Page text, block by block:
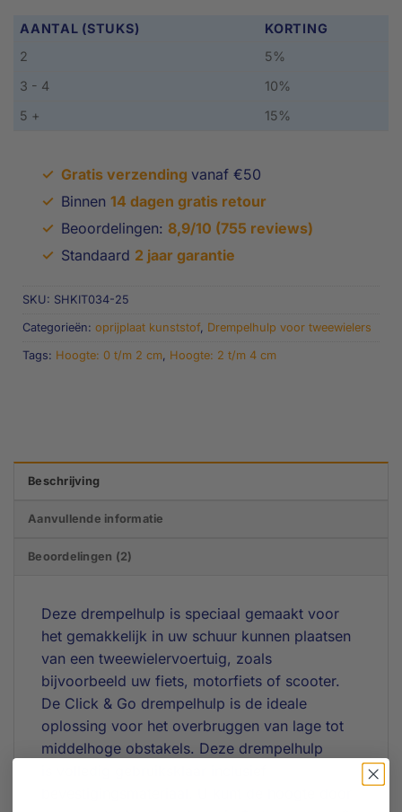
AANTAL (STUKS)
KORTING
2
5%
3 - 4
10%
5 +
15%
✓ Gratis verzending vanaf €50
✓ Binnen 14 dagen gratis retour
✓ Beoordelingen: 8,9/10 (755 reviews)
✓ Standaard 2 jaar garantie
SKU: SHKIT034-25
Categorieën: oprijplaat kunststof, Drempelhulp voor tweewielers
Tags: Hoogte: 0 t/m 2 cm Hoogte: 2 t/m 4 cm
Beschrijving
Aanvullende informatie
Beoordelingen (2)
Deze drempelhulp is speciaal gemaakt voor
het gemakkelijk in uw schuur kunnen plaatsen
van een tweewielervoertuig, zoals
bijvoorbeeld uw fiets, motorfiets of scooter.
De Click & Go drempelhulp is de ideale
oplossing voor het overbruggen van lage tot
middelhoge obstakels. Deze drempelhulp